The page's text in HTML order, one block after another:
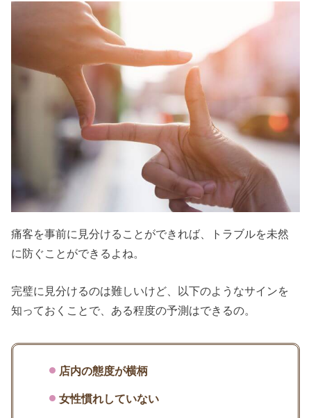
痛客を事前に見分けることができれば、トラブルを未然
に防ぐことができるよね。
完璧に見分けるのは難しいけど、以下のようなサインを
知っておくことで、ある程度の予測はできるの。
店内の態度が横柄
女性慣れしていない